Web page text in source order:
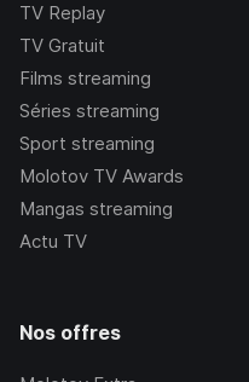
TV Replay
TV Gratuit
Films streaming
Séries streaming
Sport streaming
Molotov TV Awards
Mangas streaming
Actu TV
Nos offres